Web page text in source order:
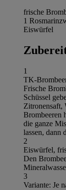
frische
1
Eiswürfel
1
TK-
Frische
Schüssel
Zitronensaft,
Brombeeren
die ganze
lassen, dann
2
Eiswürfel,
Den
3
Variante: Je